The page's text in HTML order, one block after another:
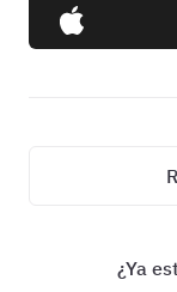
¿Ya